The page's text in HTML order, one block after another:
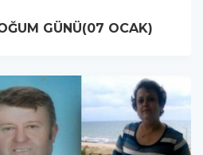
GÜNÜ(07 OCAK)